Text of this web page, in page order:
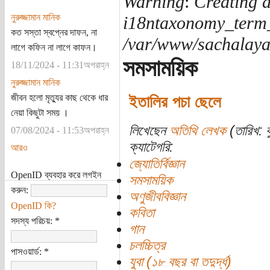
নুরুজ্জামান মানিক
কত সস্তা স্বপ্নের দাফন, না
লাগে কফিন না লাগে কাফন।
18/11/2024 - 11:31অপরাহ্ন
নুরুজ্জামান মানিক
জীবন হলো মৃত্যুর কাছ থেকে ধার
নেয়া কিছুটা সময় ।
07/08/2024 - 11:53অপরাহ্ন
আরও
OpenID ব্যবহার করে লগইন
করুন:
OpenID কি?
সদস্য পরিচয়: *
পাসওয়ার্ড: *
/var/www/
সমসাময়িক
ইতালির পচা ছেলে
লিখেছেন অতিথি লেখক(তারিখ:
ক্যাটেগরি:
জ্যোতির্বিজ্ঞান
সমসাময়িক
অণুজীববিজ্ঞান
কবিতা
গান
চলচ্চিত্র
যুবা (১৮ বছর বা তদুর্দ্ধ)